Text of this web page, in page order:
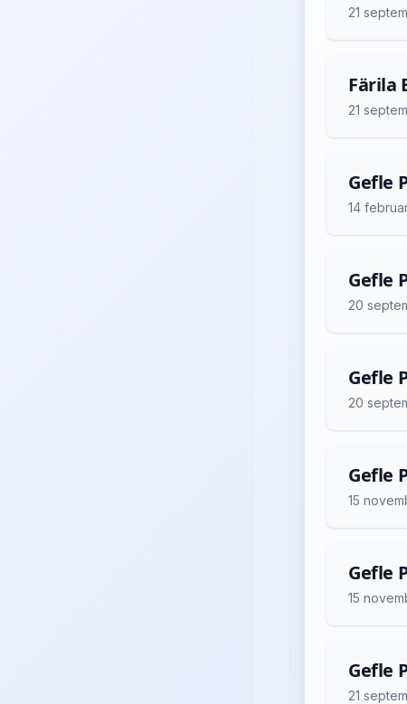
21
Färila
21
Gefle
14
Gefle
20
Gefle
20
Gefle
15
Gefle
15
Gefle
21